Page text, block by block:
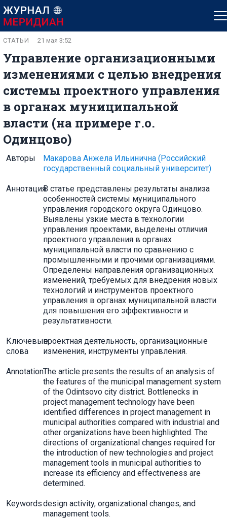
Управление организационными
изменениями с целью внедрения
системы проектного управления
в органах муниципальной
власти (на примере г.о.
Одинцово)
СТАТЬИ 21 мая 3:52
Авторы Макарова Анжела Ильинична (Российский
государственный социальный университет)
АннотацияВ статье представлены результаты анализа
особенностей системы муниципального
управления городского округа Одинцово.
Выявлены узкие места в технологии
управления проектами, выделены отличия
проектного управления в органах
муниципальной власти по сравнению с
промышленными и прочими организациями.
Определены направления организационных
изменений, требуемых для внедрения новых
технологий и инструментов проектного
управления в органах муниципальной власти
для повышения его эффективности и
результативности.
Ключевые
слова
проектная деятельность, организационные
изменения, инструменты управления.
AnnotationThe article presents the results of an analysis of
the features of the municipal management system
of the Odintsovo city district. Bottlenecks in
project management technology have been
identified differences in project management in
municipal authorities compared with industrial and
other organizations have been highlighted. The
directions of organizational changes required for
the introduction of new technologies and project
management tools in municipal authorities to
increase its efficiency and effectiveness are
determined.
Keywordsdesign activity, organizational changes, and
management tools.